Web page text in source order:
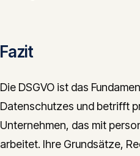
Fazit
Die DSGVO ist das
Datenschutzes und betrifft
Unternehmen, das mit
arbeitet. Ihre Grundsätze,